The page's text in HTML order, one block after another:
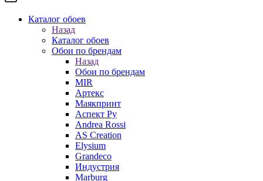
Каталог обоев
Назад
Каталог обоев
Обои по брендам
Назад
Обои по брендам
MIR
Артекс
Маякпринт
Аспект Ру
Andrea Rossi
AS Creation
Elysium
Grandeco
Индустрия
Marburg